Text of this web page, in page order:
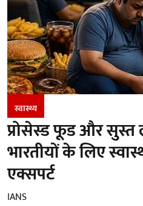
स्वास्थ्य
प्रोसेस्ड फूड और सुस्त
भारतीयों के लिए
एक्सपर्ट
IANS